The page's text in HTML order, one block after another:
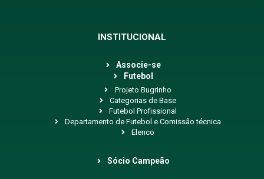
INSTITUCIONAL
Associe-se
Futebol
Projeto Bugrinho
Categorias de Base
Futebol Profissional
Departamento de Futebol e Comissão técnica
Elenco
Sócio Campeão